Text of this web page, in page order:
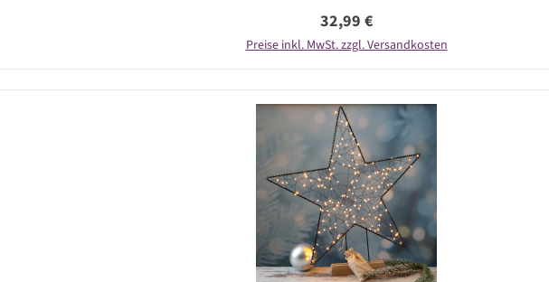
Regulärer Preis:
32,99 €
Preise inkl. MwSt. zzgl. Versandkosten